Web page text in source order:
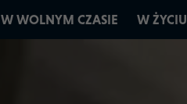
W WOLNYM CZASIE W ŻYCIU